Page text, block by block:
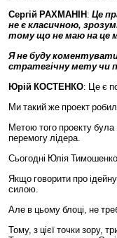
Сергій РАХМАНІН : Це
не є класичною,
тому що не маю на це
Я не буду
стратегічну мету чи
Юрій КОСТЕНКО: Це є
Ми такий же проект
Метою того проекту була
перемогу лідера.
Сьогодні Юлія Тимошенко
Якщо говорити про ідейну
силою.
Але в цьому блоці, не
Тому, з цієї точки зору,